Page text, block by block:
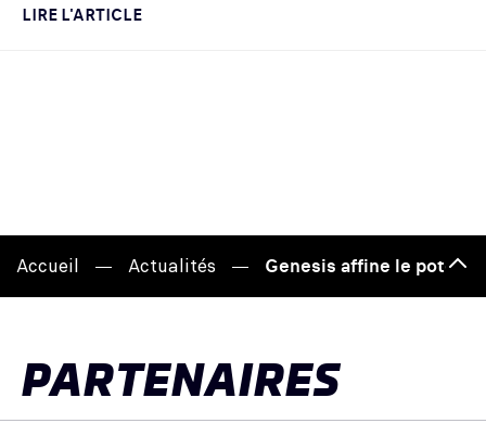
LIRE L'ARTICLE
Accueil Actualités Genesis affine le
de
PARTENAIRES